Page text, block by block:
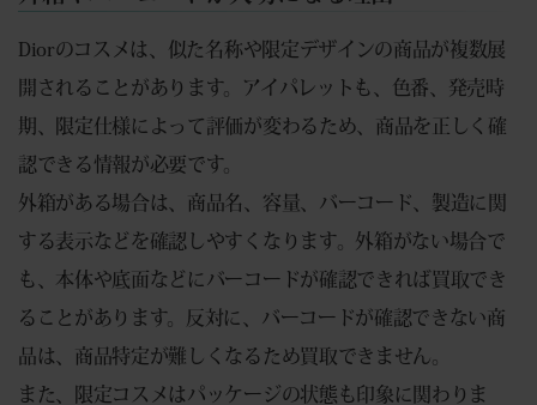
Diorのコスメは、似た名称や限定デザインの商品が複数展
開されることがあります。アイパレットも、色番、発売時
期、限定仕様によって評価が変わるため、商品を正しく確
認できる情報が必要です。
外箱がある場合は、商品名、容量、バーコード、製造に関
する表示などを確認しやすくなります。外箱がない場合で
も、本体や底面などにバーコードが確認できれば買取でき
ることがあります。反対に、バーコードが確認できない商
品は、商品特定が難しくなるため買取できません。
また、限定コスメはパッケージの状態も印象に関わりま